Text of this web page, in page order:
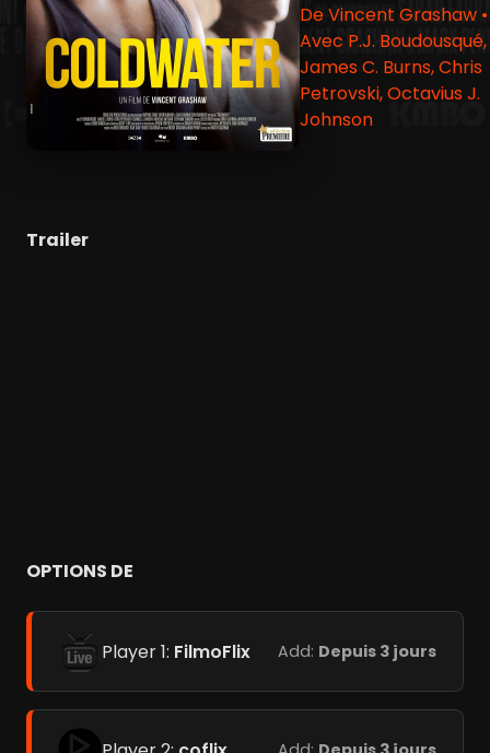
De Vincent Grashaw •
Avec P.J. Boudousqué,
James C. Burns, Chris
Petrovski, Octavius J.
Johnson
Trailer
OPTIONS DE
Player 1: FilmoFlix Add: Depuis 3 jours